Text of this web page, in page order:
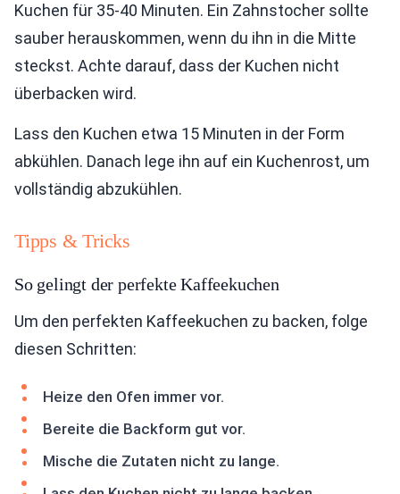
Kuchen für 35-40 Minuten. Ein Zahnstocher sollte
sauber herauskommen, wenn du ihn in die Mitte
steckst. Achte darauf, dass der Kuchen nicht
überbacken wird.
Lass den Kuchen etwa 15 Minuten in der Form
abkühlen. Danach lege ihn auf ein Kuchenrost, um
vollständig abzukühlen.
Tipps & Tricks
So gelingt der perfekte Kaffeekuchen
Um den perfekten Kaffeekuchen zu backen, folge
diesen Schritten:
Heize den Ofen immer vor.
Bereite die Backform gut vor.
Mische die Zutaten nicht zu lange.